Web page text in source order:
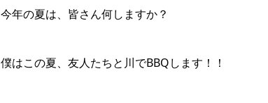
今年の夏は、皆さん何しますか？
僕はこの夏、友人たちと川でBBQします！！